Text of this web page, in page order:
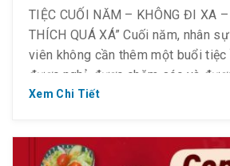
TIỆC CUỐI NĂM – KHÔNG ĐI XA
THÍCH QUÁ XÁ” Cuối năm, nhân
viên không cần thêm một buổi
được nghỉ, được chăm sóc và
cách. Cuối năm, khách du lịch
Xem Chi Tiết